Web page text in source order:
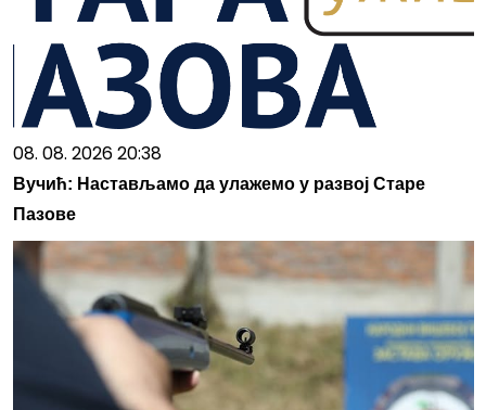
08. 08. 2026 20:38
Вучић: Настављамо да улажемо у развој Старе
Пазове